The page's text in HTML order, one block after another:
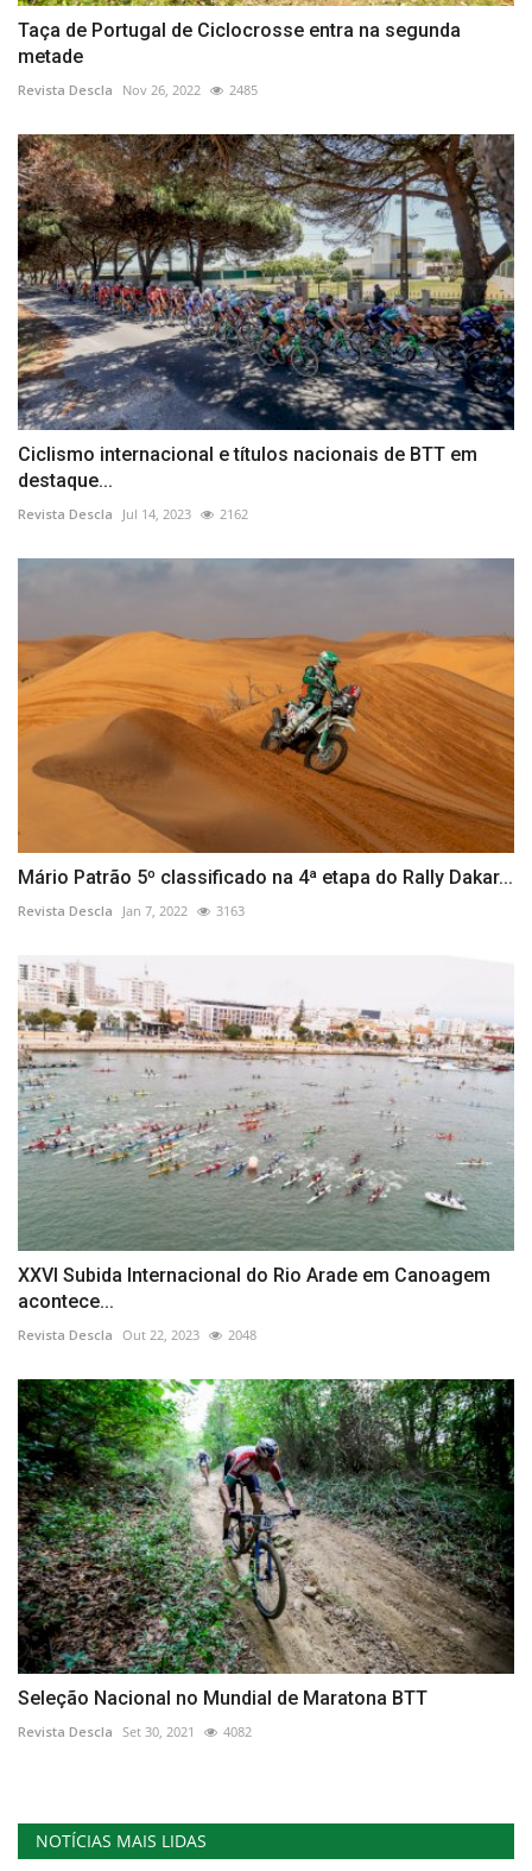
Taça de Portugal de Ciclocrosse entra na segunda
metade
Revista Descla Nov 26, 2022 2485
Ciclismo internacional e títulos nacionais de BTT em
destaque...
Revista Descla Jul 14, 2023 2162
Mário Patrão 5º classificado na 4ª etapa do Rally Dakar...
Revista Descla Jan 7, 2022 3163
XXVI Subida Internacional do Rio Arade em Canoagem
acontece...
Revista Descla Out 22, 2023 2048
Seleção Nacional no Mundial de Maratona BTT
Revista Descla Set 30, 2021 4082
NOTÍCIAS MAIS LIDAS